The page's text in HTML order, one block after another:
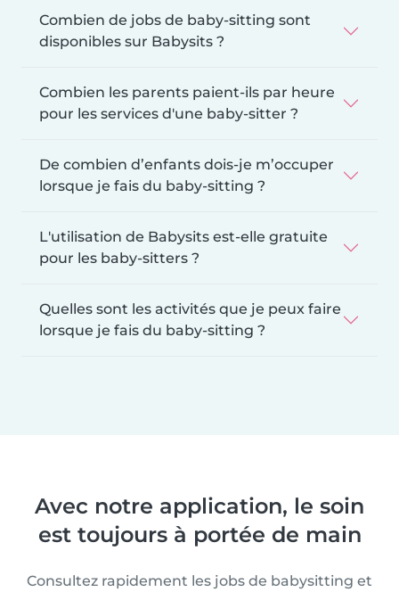
Combien de jobs de baby-sitting sont
disponibles sur Babysits ?
Combien les parents paient-ils par heure
pour les services d'une baby-sitter ?
De combien d’enfants dois-je m’occuper
lorsque je fais du baby-sitting ?
L'utilisation de Babysits est-elle gratuite
pour les baby-sitters ?
Quelles sont les activités que je peux faire
lorsque je fais du baby-sitting ?
Avec notre application, le soin
est toujours à portée de main
Consultez rapidement les jobs de babysitting et